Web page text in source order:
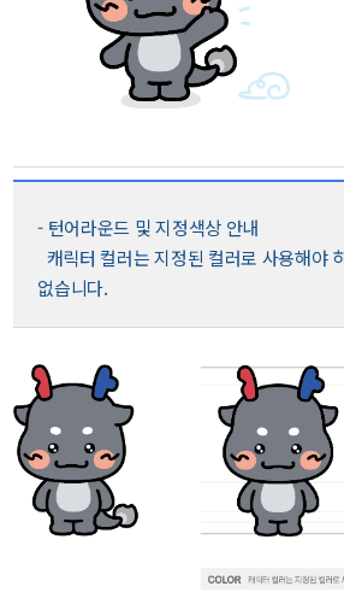
- 턴어라운드 및 지정색상 안내
캐릭터 컬러는 지정된 컬러로 사용해야
없습니다.